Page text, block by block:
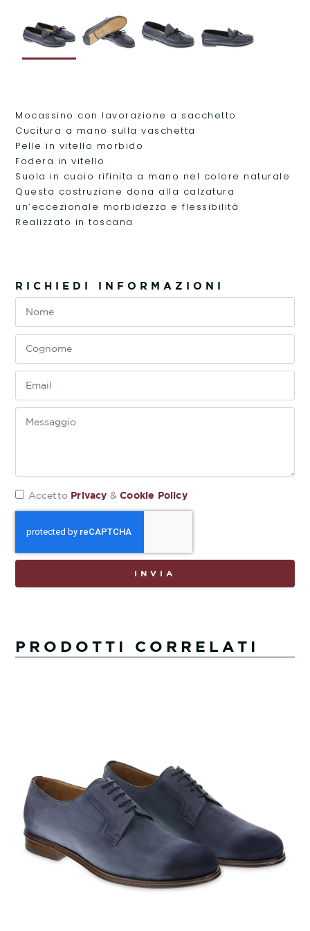
Mocassino con lavorazione a sacchetto
Cucitura a mano sulla vaschetta
Pelle in vitello morbido
Fodera in vitello
Suola in cuoio rifinita a mano nel colore naturale
Questa costruzione dona alla calzatura
un’eccezionale morbidezza e flessibilità
Realizzato in toscana
RICHIEDI INFORMAZIONI
Accetto Privacy &Cookie Policy
INVIA
PRODOTTI CORRELATI